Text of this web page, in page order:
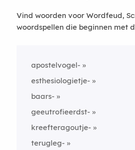
Vind woorden voor Wordfeud,
woordspellen die beginnen met
apostelvogel-
esthesiologietje-
baars-
geeutrofieerdst-
kreefteragoutje-
terugleg-